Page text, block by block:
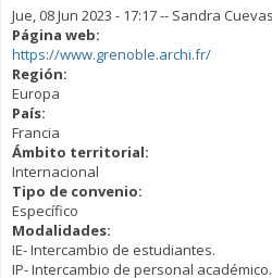
Jue, 08 Jun 2023 - 17:17-- Sandra Cuevas
Página web:
https://www.grenoble.archi.fr/
Región:
Europa
País:
Francia
Ámbito territorial:
Internacional
Tipo de convenio:
Específico
Modalidades:
IE- Intercambio de estudiantes.
IP- Intercambio de personal académico.